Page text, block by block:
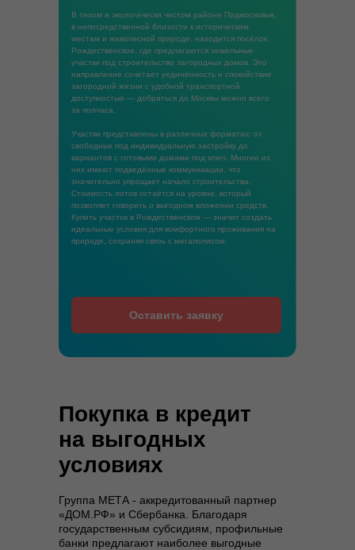
В тихом и экологически чистом районе Подмосковья,
в непосредственной близости к историческим
местам и живописной природе, находится посёлок
Рождественское, где предлагаются земельные
участки под строительство загородных домов. Это
направление сочетает уединённость и спокойствие
загородной жизни с удобной транспортной
доступностью — добраться до Москвы можно всего
за полчаса.
Участки представлены в различных форматах: от
свободных под индивидуальную застройку до
вариантов с готовыми домами под ключ. Многие из
них имеют подведённые коммуникации, что
значительно упрощает начало строительства.
Стоимость лотов остаётся на уровне, который
позволяет говорить о выгодном вложении средств.
Купить участок в Рождественском — значит создать
идеальные условия для комфортного проживания на
природе, сохраняя связь с мегаполисом.
Оставить заявку
Покупка в кредит
на выгодных
условиях
Группа МЕТА - аккредитованный партнер
«ДОМ.РФ» и Сбербанка. Благодаря
государственным субсидиям, профильные
банки предлагают наиболее выгодные